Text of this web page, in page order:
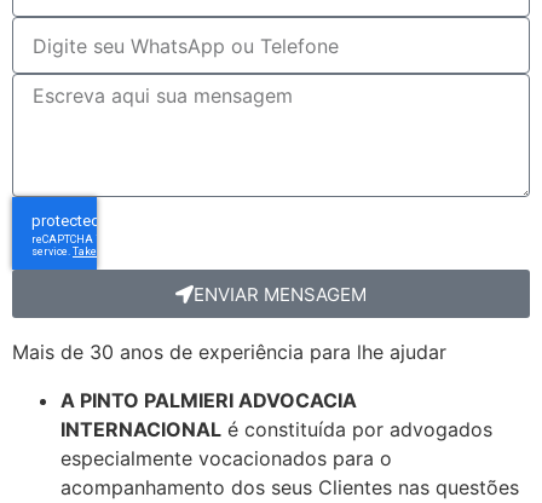
ENVIAR MENSAGEM
Mais de 30 anos de experiência para lhe ajudar
A PINTO PALMIERI ADVOCACIA
INTERNACIONAL é constituída por advogados
especialmente vocacionados para o
acompanhamento dos seus Clientes nas questões